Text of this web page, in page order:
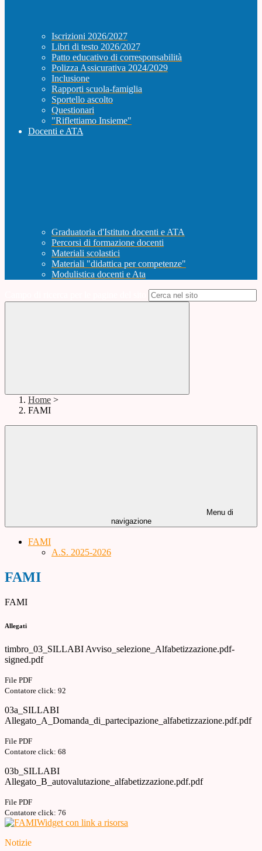
Iscrizioni 2026/2027
Libri di testo 2026/2027
Patto educativo di corresponsabilità
Polizza Assicurativa 2024/2029
Inclusione
Rapporti scuola-famiglia
Sportello ascolto
Questionari
"Riflettiamo Insieme"
Docenti e ATA
Graduatoria d'Istituto docenti e ATA
Percorsi di formazione docenti
Materiali scolastici
Materiali "didattica per competenze"
Modulistica docenti e Ata
Home >
FAMI
Menu di
navigazione
FAMI
A.S. 2025-2026
FAMI
FAMI
Allegati
timbro_03_SILLABI Avviso_selezione_Alfabetizzazione.pdf-
signed.pdf
File PDF
Contatore click: 92
03a_SILLABI
Allegato_A_Domanda_di_partecipazione_alfabetizzazione.pdf.pdf
File PDF
Contatore click: 68
03b_SILLABI
Allegato_B_autovalutazione_alfabetizzazione.pdf.pdf
File PDF
Contatore click: 76
Widget con link a risorsa
Notizie